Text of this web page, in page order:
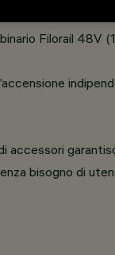
Filorail 48V
accessori
bisogno di